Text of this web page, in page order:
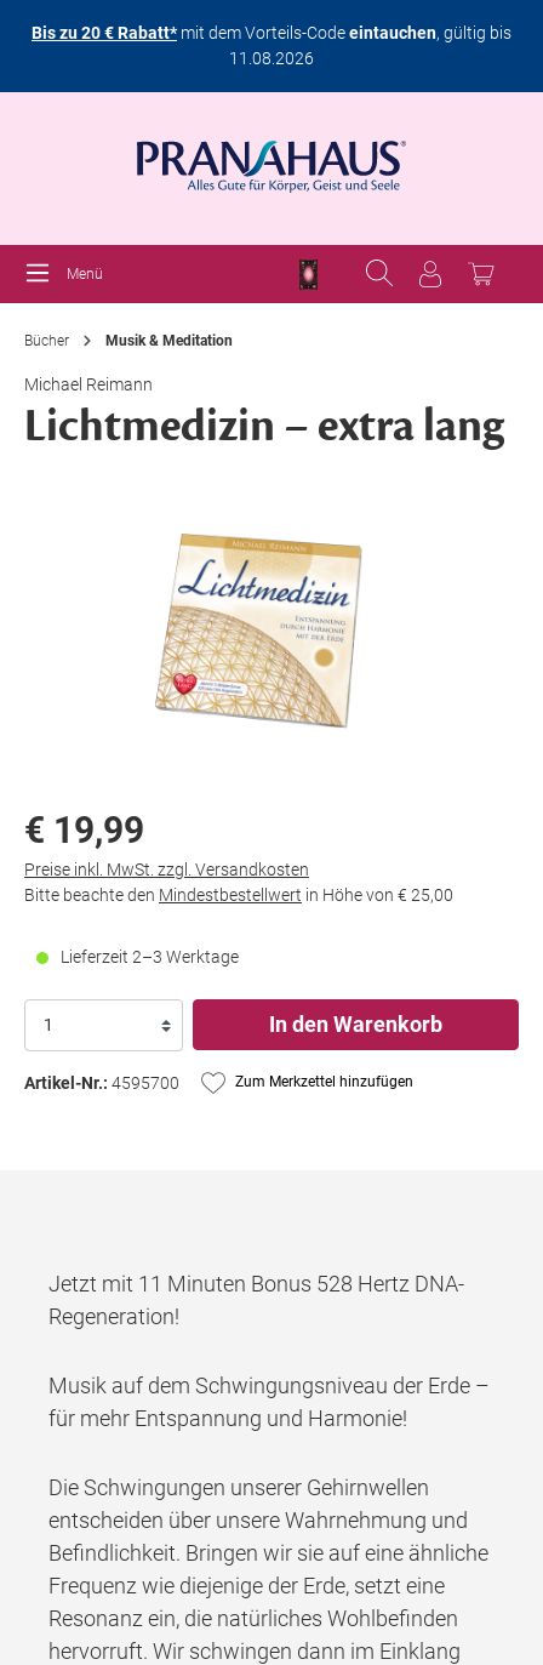
Bis zu 20 € Rabatt*mit dem Vorteils-Codeeintauchen, gültig bis
11.08.2026
Menü
Bücher Musik & Meditation
Michael Reimann
Lichtmedizin – extra lang
€ 19,99
Preise inkl. MwSt. zzgl. Versandkosten
Bitte beachte den Mindestbestellwert in Höhe von € 25,00
Lieferzeit 2–3 Werktage
In den Warenkorb
Artikel-Nr.: 4595700 Zum Merkzettel hinzufügen
Jetzt mit 11 Minuten Bonus 528 Hertz DNA-
Regeneration!
Musik auf dem Schwingungsniveau der Erde –
für mehr Entspannung und Harmonie!
Die Schwingungen unserer Gehirnwellen
entscheiden über unsere Wahrnehmung und
Befindlichkeit. Bringen wir sie auf eine ähnliche
Frequenz wie diejenige der Erde, setzt eine
Resonanz ein, die natürliches Wohlbefinden
hervorruft. Wir schwingen dann im Einklang